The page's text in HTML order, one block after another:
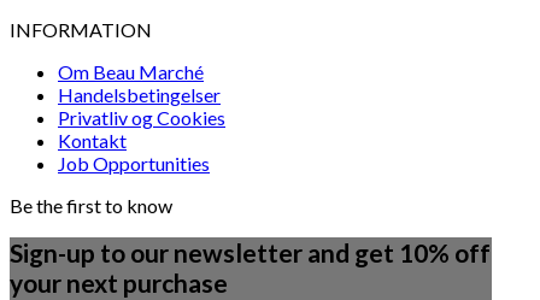
INFORMATION
Om Beau Marché
Handelsbetingelser
Privatliv og Cookies
Kontakt
Job Opportunities
Be the first to know
Sign-up to our newsletter and get 10% off
your next purchase